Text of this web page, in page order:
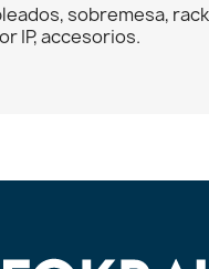
sobremesa,
IP, accesorios.